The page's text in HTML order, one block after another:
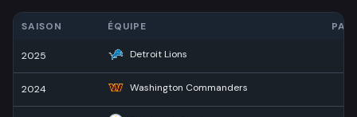
SAISON ÉQUIPE
2025 Detroit Lions
2024 Washington Commanders